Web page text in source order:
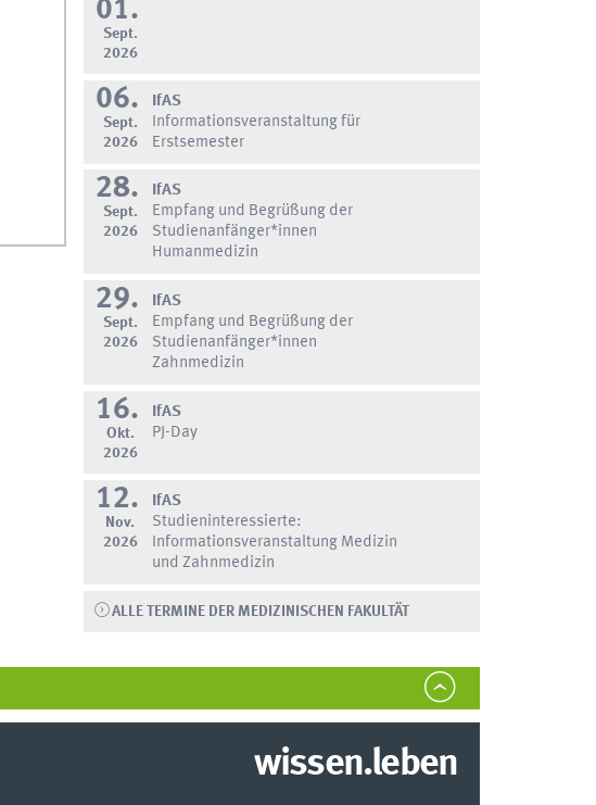
01.
Sept.
2026
06.
Sept.
2026
IfAS
Informationsveranstaltung für
Erstsemester
28.
Sept.
2026
IfAS
Empfang und Begrüßung der
Studienanfänger*innen
Humanmedizin
29.
Sept.
2026
IfAS
Empfang und Begrüßung der
Studienanfänger*innen
Zahnmedizin
16.
Okt.
2026
IfAS
PJ-Day
12.
Nov.
2026
IfAS
Studieninteressierte:
Informationsveranstaltung Medizin
und Zahnmedizin
ALLE TERMINE DER MEDIZINISCHEN FAKULTÄT
wissen.leben